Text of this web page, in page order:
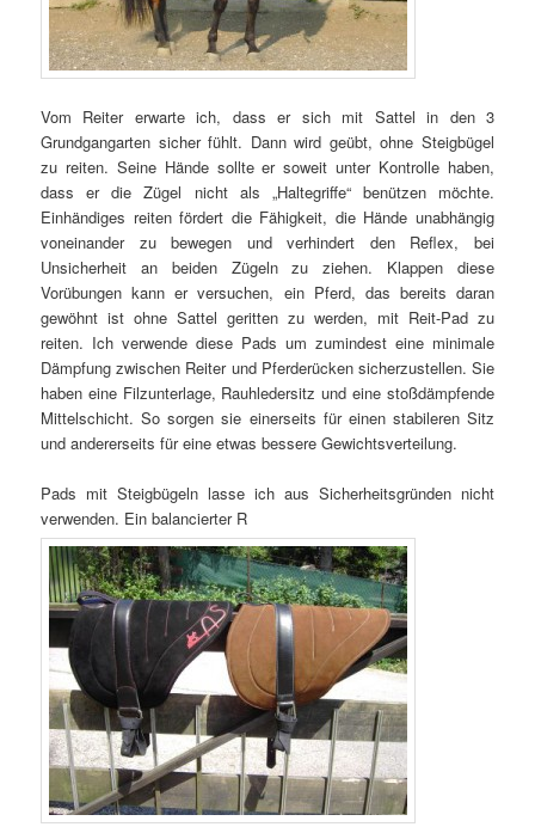
Vom Reiter erwarte ich, dass er sich mit Sattel in den 3
Grundgangarten sicher fühlt. Dann wird geübt, ohne Steigbügel
zu reiten. Seine Hände sollte er soweit unter Kontrolle haben,
dass er die Zügel nicht als „Haltegriffe“ benützen möchte.
Einhändiges reiten fördert die Fähigkeit, die Hände unabhängig
voneinander zu bewegen und verhindert den Reflex, bei
Unsicherheit an beiden Zügeln zu ziehen. Klappen diese
Vorübungen kann er versuchen, ein Pferd, das bereits daran
gewöhnt ist ohne Sattel geritten zu werden, mit Reit-Pad zu
reiten. Ich verwende diese Pads um zumindest eine minimale
Dämpfung zwischen Reiter und Pferderücken sicherzustellen. Sie
haben eine Filzunterlage, Rauhledersitz und eine stoßdämpfende
Mittelschicht. So sorgen sie einerseits für einen stabileren Sitz
und andererseits für eine etwas bessere Gewichtsverteilung.
Pads mit Steigbügeln lasse ich aus Sicherheitsgründen nicht
verwenden. Ein balancierter R